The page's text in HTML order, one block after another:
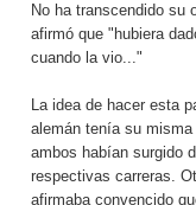
No ha transcendido su
afirmó que "hubiera
cuando la vio..."
La idea de hacer esta
alemán tenía su
ambos habían surgido
respectivas carreras.
afirmaba convencido